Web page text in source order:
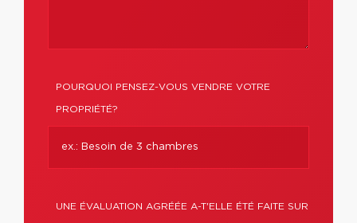
POURQUOI PENSEZ-VOUS VENDRE VOTRE
PROPRIÉTÉ?
UNE ÉVALUATION AGRÉÉE A-T'ELLE ÉTÉ FAITE SUR